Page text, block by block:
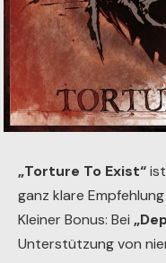
„Torture To Exist“
ganz klare
Kleiner Bonus: Bei
Unterstützung von